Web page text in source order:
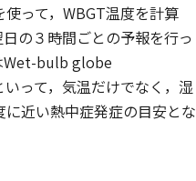
って，WBGT温度を計算
の３時間ごとの予報を行っ
Wet-bulb globe
って，気温だけでなく，湿
近い熱中症発症の目安とな